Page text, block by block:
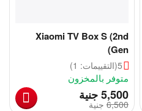
Xiaomi TV Box S (2nd
Gen)
5(التقييمات: 1)
متوفر بالمخزون
جنية‎5,500
جنية ‎6,500